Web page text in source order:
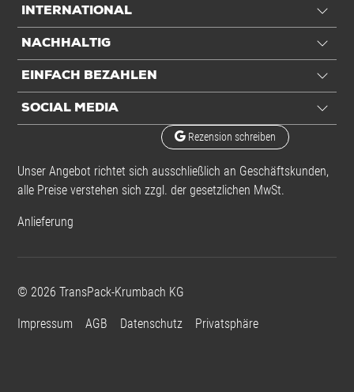
INTERNATIONAL
NACHHALTIG
EINFACH BEZAHLEN
SOCIAL MEDIA
Rezension schreiben
Unser Angebot richtet sich ausschließlich an Geschäftskunden,
alle Preise verstehen sich zzgl. der gesetzlichen MwSt.
Anlieferung
© 2026 TransPack-Krumbach KG
Impressum AGB Datenschutz Privatsphäre